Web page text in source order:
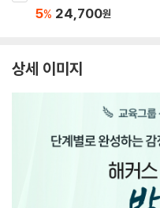
5% 24,700원
상세 이미지